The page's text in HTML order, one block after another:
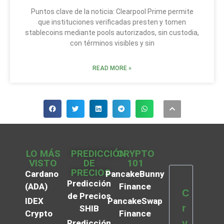
Puntos clave de la noticia: Clearpool Prime permite
que instituciones verificadas presten y tomen
stablecoins mediante pools autorizados, sin custodia,
con términos visibles y sin
READ MORE »
LO MÁS
VISTO
Cardano
(ADA)
IDEX
Crypto
PREDICCIÓN
DE
PRECIOS
Predicción
de Precios
SHIB
CRYPTO
101
PancakeBunny
Finance
PancakeSwap
Finance
C
r